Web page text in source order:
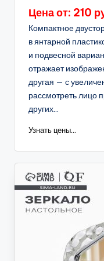
Цена от: 210
Компактное
в янтарной
и подвесной
отражает
другая — с
рассмотреть лицо
других...
Узнать цены...